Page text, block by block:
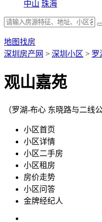
中山 珠海
地图找房
深圳房产网 > 深圳小区 > 罗
观山嘉苑
（罗湖-布心 东晓路与二线
小区首页
小区详情
小区二手房
小区租房
房价走势
小区问答
金牌经纪人